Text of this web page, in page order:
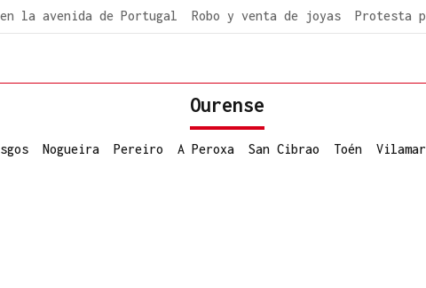
la avenida de Portugal Robo y venta de joyas Protesta
Ourense
Nogueira Pereiro A Peroxa San Cibrao Toén